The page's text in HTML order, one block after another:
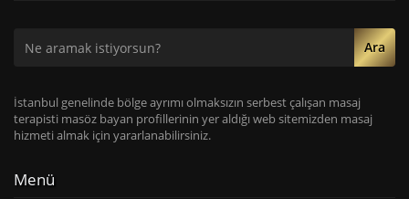
Ara
İstanbul genelinde bölge ayrımı olmaksızın serbest çalışan masaj
terapisti masöz bayan profillerinin yer aldığı web sitemizden masaj
hizmeti almak için yararlanabilirsiniz.
Menü